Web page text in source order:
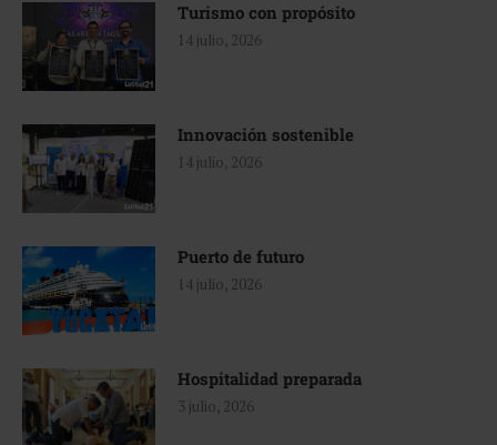
Turismo con propósito
14 julio, 2026
Innovación sostenible
14 julio, 2026
Puerto de futuro
14 julio, 2026
Hospitalidad preparada
3 julio, 2026